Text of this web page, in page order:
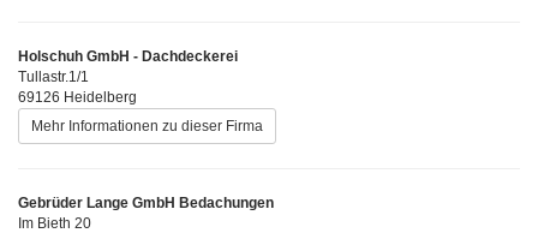
Holschuh GmbH - Dachdeckerei
Tullastr.1/1
69126 Heidelberg
Mehr Informationen zu dieser Firma
Gebrüder Lange GmbH Bedachungen
Im Bieth 20